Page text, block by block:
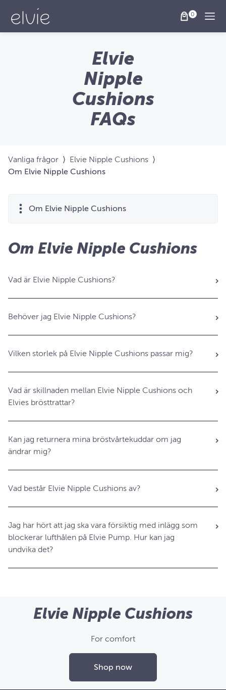
Elvie
Nipple
Cushions
FAQs
Vanliga frågor ⟩ Elvie Nipple Cushions ⟩
Om Elvie Nipple Cushions
Om Elvie Nipple Cushions
Om Elvie Nipple Cushions
Vad är Elvie Nipple Cushions?
Behöver jag Elvie Nipple Cushions?
Vilken storlek på Elvie Nipple Cushions passar mig?
Vad är skillnaden mellan Elvie Nipple Cushions och
Elvies brösttrattar?
Kan jag returnera mina bröstvårtekuddar om jag
ändrar mig?
Vad består Elvie Nipple Cushions av?
Jag har hört att jag ska vara försiktig med inlägg som
blockerar lufthålen på Elvie Pump. Hur kan jag
undvika det?
Elvie Nipple Cushions
For comfort
Shop now